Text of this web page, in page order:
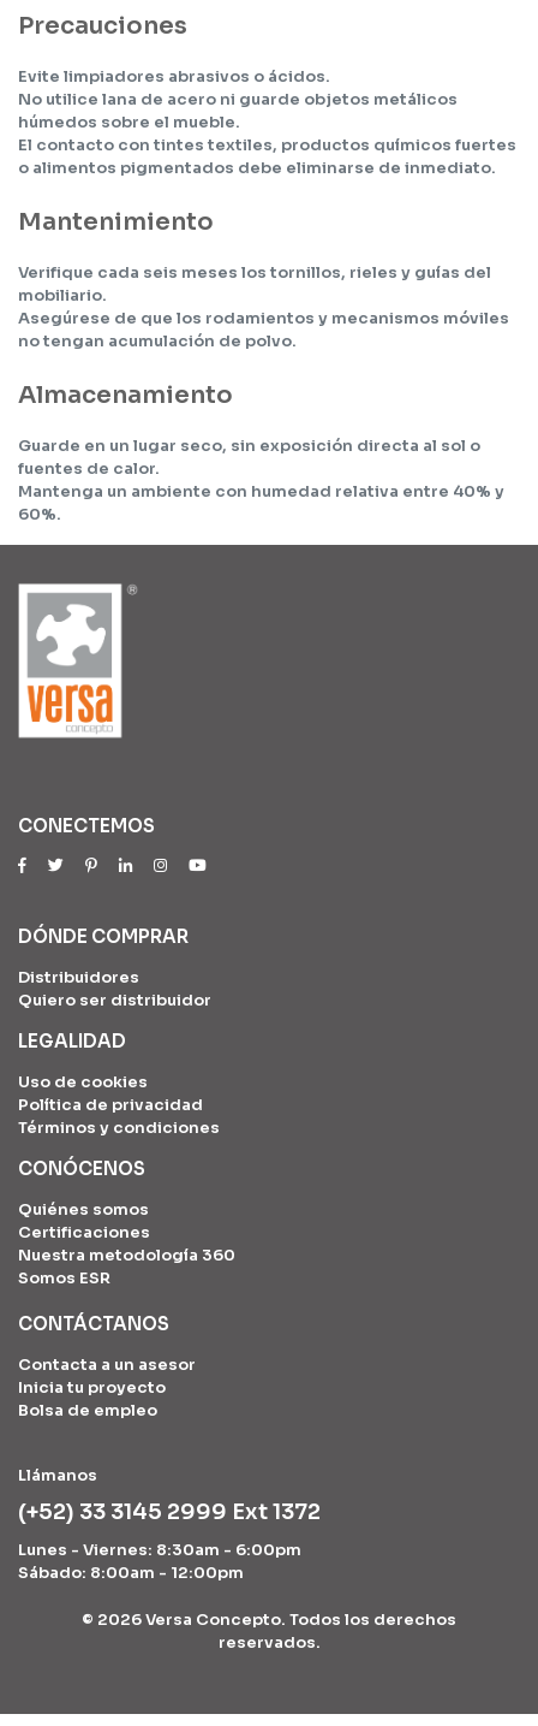
Precauciones
Evite limpiadores abrasivos o ácidos.
No utilice lana de acero ni guarde objetos metálicos
húmedos sobre el mueble.
El contacto con tintes textiles, productos químicos fuertes
o alimentos pigmentados debe eliminarse de inmediato.
Mantenimiento
Verifique cada seis meses los tornillos, rieles y guías del
mobiliario.
Asegúrese de que los rodamientos y mecanismos móviles
no tengan acumulación de polvo.
Almacenamiento
Guarde en un lugar seco, sin exposición directa al sol o
fuentes de calor.
Mantenga un ambiente con humedad relativa entre 40% y
60%.
CONECTEMOS
CONTÁCTANOS
Contacta a un asesor
Inicia tu proyecto
Bolsa de empleo
Llámanos
(+52) 33 3145 2999 Ext 1372
Lunes - Viernes: 8:30am - 6:00pm
Sábado: 8:00am - 12:00pm
CONÓCENOS
Quiénes somos
Certificaciones
Nuestra metodología 360
Somos ESR
LEGALIDAD
Uso de cookies
Política de privacidad
Términos y condiciones
DÓNDE COMPRAR
Distribuidores
Quiero ser distribuidor
© 2026 Versa Concepto. Todos los derechos
reservados.